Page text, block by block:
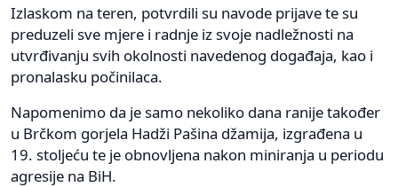
Izlaskom na teren, potvrdili su navode prijave te su
preduzeli sve mjere i radnje iz svoje nadležnosti na
utvrđivanju svih okolnosti navedenog događaja, kao i
pronalasku počinilaca.
Napomenimo da je samo nekoliko dana ranije također
u Brčkom gorjela Hadži Pašina džamija, izgrađena u
19. stoljeću te je obnovljena nakon miniranja u periodu
agresije na BiH.